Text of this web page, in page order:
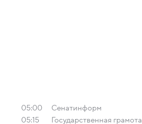
05:00
Сенатинформ
05:15
Государственная грамота